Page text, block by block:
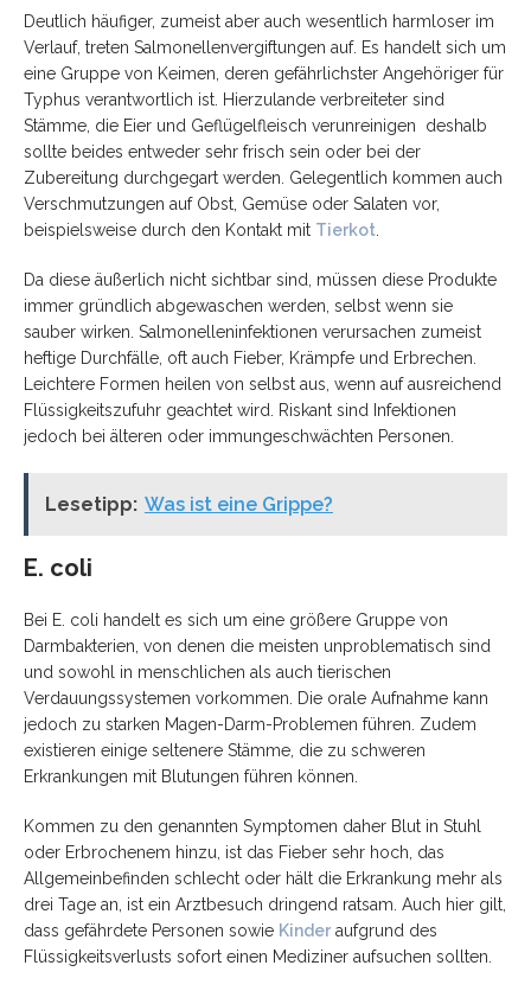
Deutlich häufiger, zumeist aber auch wesentlich harmloser im
Verlauf, treten Salmonellenvergiftungen auf. Es handelt sich um
eine Gruppe von Keimen, deren gefährlichster Angehöriger für
Typhus verantwortlich ist. Hierzulande verbreiteter sind
Stämme, die Eier und Geflügelfleisch verunreinigen deshalb
sollte beides entweder sehr frisch sein oder bei der
Zubereitung durchgegart werden. Gelegentlich kommen auch
Verschmutzungen auf Obst, Gemüse oder Salaten vor,
beispielsweise durch den Kontakt mit Tierkot
Da diese äußerlich nicht sichtbar sind, müssen diese Produkte
immer gründlich abgewaschen werden, selbst wenn sie
sauber wirken. Salmonelleninfektionen verursachen zumeist
heftige Durchfälle, oft auch Fieber, Krämpfe und Erbrechen.
Leichtere Formen heilen von selbst aus, wenn auf ausreichend
Flüssigkeitszufuhr geachtet wird. Riskant sind Infektionen
jedoch bei älteren oder immungeschwächten Personen.
Lesetipp: Was ist eine Grippe?
E. coli
Bei E. coli handelt es sich um eine größere Gruppe von
Darmbakterien, von denen die meisten unproblematisch sind
und sowohl in menschlichen als auch tierischen
Verdauungssystemen vorkommen. Die orale Aufnahme kann
jedoch zu starken Magen-Darm-Problemen führen. Zudem
existieren einige seltenere Stämme, die zu schweren
Erkrankungen mit Blutungen führen können.
Kommen zu den genannten Symptomen daher Blut in Stuhl
oder Erbrochenem hinzu, ist das Fieber sehr hoch, das
Allgemeinbefinden schlecht oder hält die Erkrankung mehr als
drei Tage an, ist ein Arztbesuch dringend ratsam. Auch hier gilt,
dass gefährdete Personen sowie Kinder aufgrund des
Flüssigkeitsverlusts sofort einen Mediziner aufsuchen sollten.